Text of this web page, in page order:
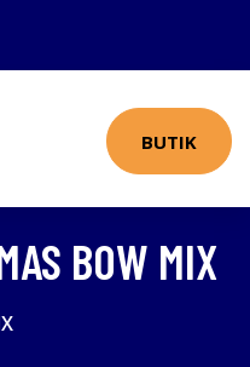
BUTIK
BOW MIX